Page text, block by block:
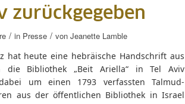
zurückgegeben
/ in Presse / von Jeanette Lamble
hat heute eine hebräische Handschrift aus
Bibliothek „Beit Ariella“ in Tel Aviv
um einen 1793 verfassten Talmud-
aus der öffentlichen Bibliothek in Israel